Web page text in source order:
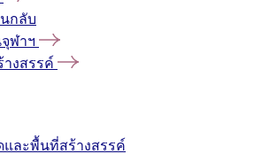
กลับ
ฬาฯ
งสรรค์
ละพื้นที่สร้างสรรค์